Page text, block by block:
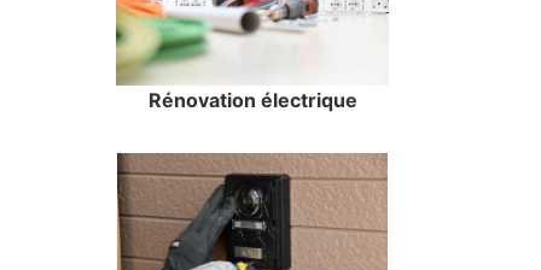
Rénovation électrique